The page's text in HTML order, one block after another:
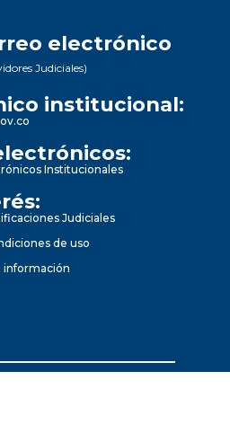
electrónico
Judiciales)
institucional:
Institucionales
Judiciales
de uso
información